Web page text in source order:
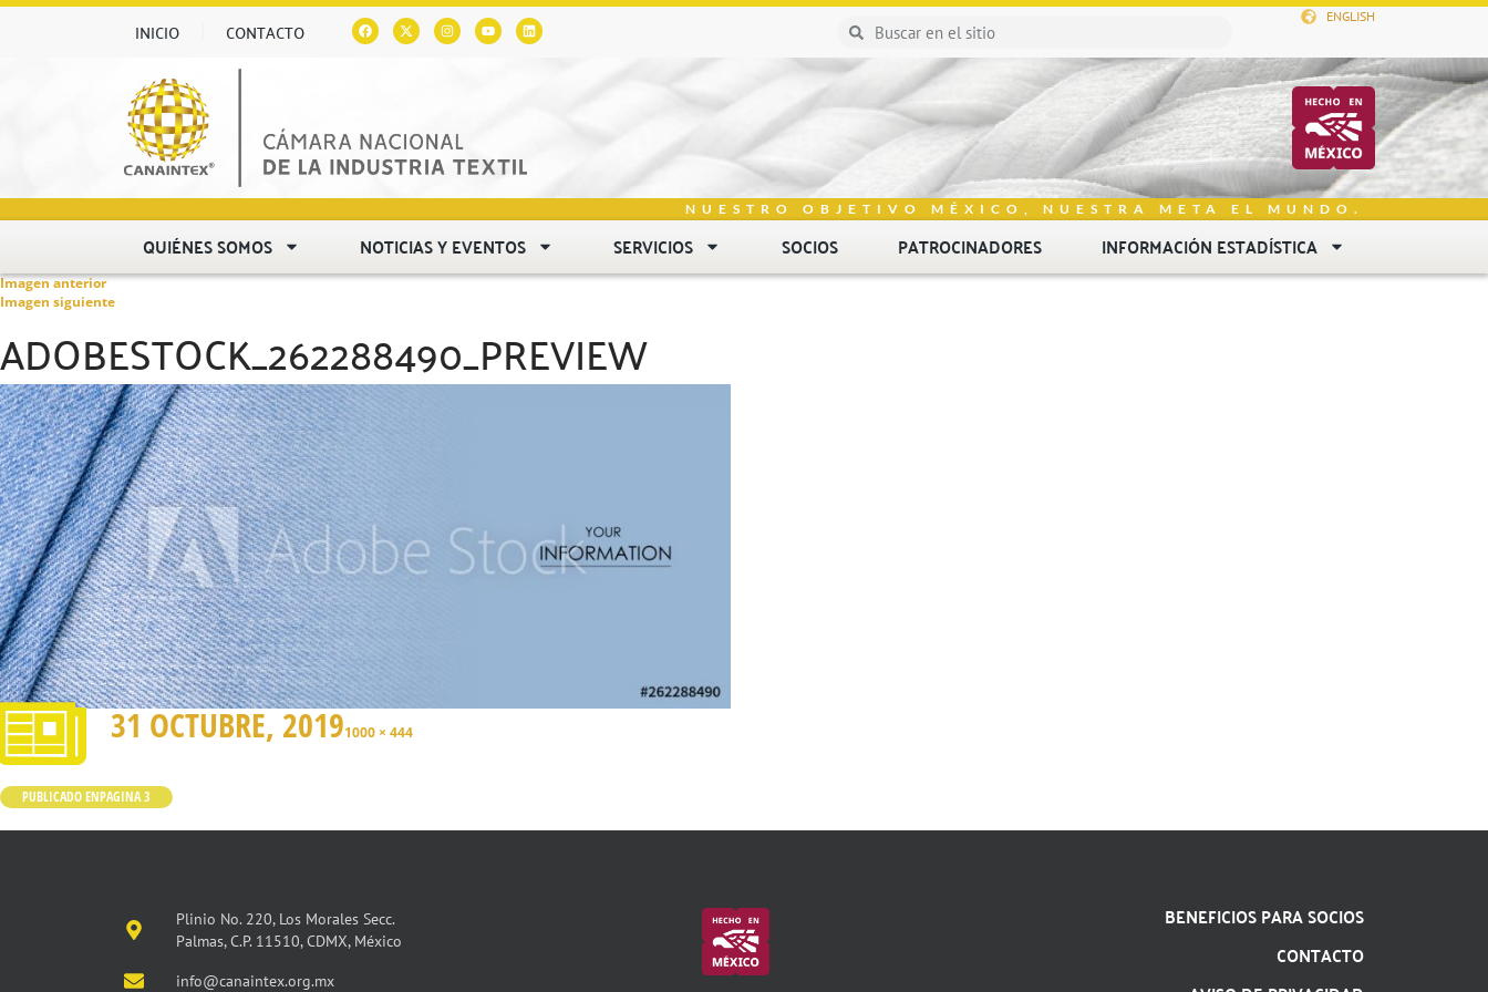
INICIO CONTACTO
ENGLISH
NUESTRO OBJETIVO MÉXICO, NUESTRA META EL MUNDO.
QUIÉNES SOMOS NOTICIAS Y EVENTOS SERVICIOS SOCIOS PATROCINADORES INFORMACIÓN ESTADÍSTICA
Imagen anterior
Imagen siguiente
ADOBESTOCK_262288490_PREVIEW
31 OCTUBRE, 20191000 × 444
PUBLICADO ENPAGINA 3
Plinio No. 220, Los Morales Secc.
Palmas, C.P. 11510, CDMX, México
info@canaintex.org.mx
BENEFICIOS PARA SOCIOS
CONTACTO